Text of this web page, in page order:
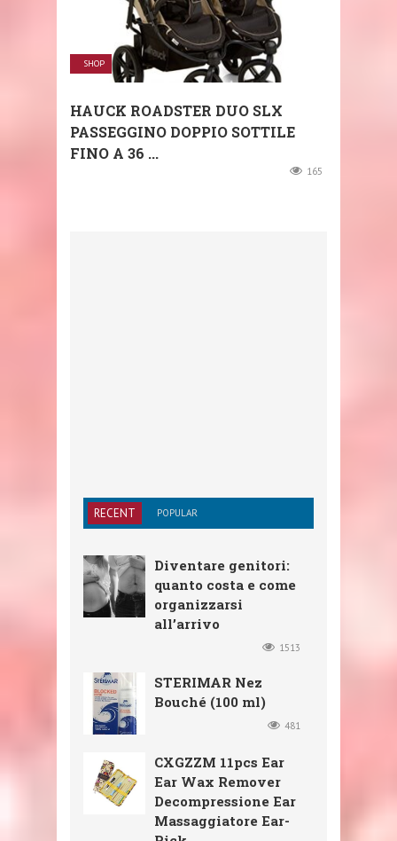
SHOP
HAUCK ROADSTER DUO SLX
PASSEGGINO DOPPIO SOTTILE
FINO A 36 ...
165
RECENT POPULAR
Diventare genitori:
quanto costa e come
organizzarsi
all’arrivo
1513
STERIMAR Nez
Bouché (100 ml)
481
CXGZZM 11pcs Ear
Ear Wax Remover
Decompressione Ear
Massaggiatore Ear-